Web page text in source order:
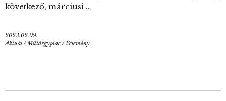
következő, márciusi …
2023.02.09.
Aktuál/Műtárgypiac / Vélemény